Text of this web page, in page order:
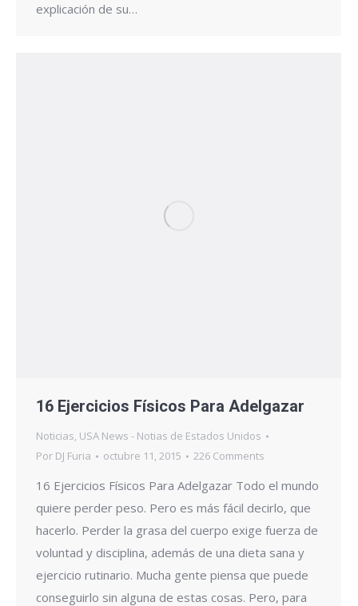
explicación de su…
16 Ejercicios Físicos Para Adelgazar
Noticias, USA News - Notias de Estados Unidos
Por DJ Furia octubre 11, 2015 226 Comments
16 Ejercicios Físicos Para Adelgazar Todo el mundo
quiere perder peso. Pero es más fácil decirlo, que
hacerlo. Perder la grasa del cuerpo exige fuerza de
voluntad y disciplina, además de una dieta sana y
ejercicio rutinario. Mucha gente piensa que puede
conseguirlo sin alguna de estas cosas. Pero, para